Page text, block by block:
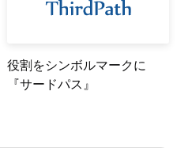
役割をシンボルマークに
『サードパス』